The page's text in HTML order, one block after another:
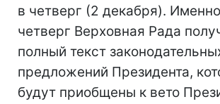
в четверг (2 декабря).
четверг Верховная Рада
полный текст
предложений Президента,
будут приобщены к вето